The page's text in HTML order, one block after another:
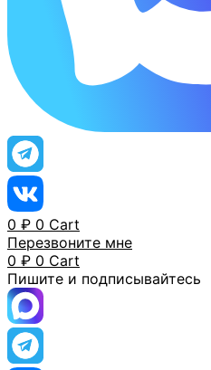
0 ₽ 0 Cart
Перезвоните мне
0 ₽ 0 Cart
Пишите и подписывайтесь